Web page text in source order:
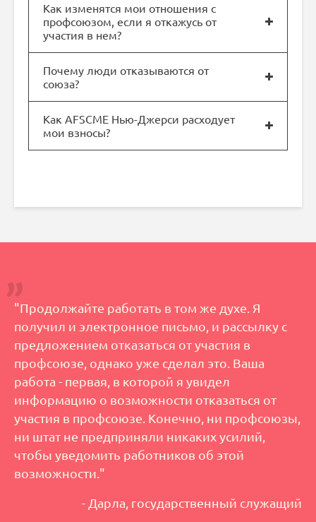
Как изменятся мои отношения с
профсоюзом, если я откажусь от
участия в нем?
Почему люди отказываются от
союза?
Как AFSCME Нью-Джерси расходует
мои взносы?
"Продолжайте работать в том же духе. Я
получил и электронное письмо, и рассылку с
предложением отказаться от участия в
профсоюзе, однако уже сделал это. Ваша
работа - первая, в которой я увидел
информацию о возможности отказаться от
участия в профсоюзе. Конечно, ни профсоюзы,
ни штат не предприняли никаких усилий,
чтобы уведомить работников об этой
возможности."
- Дарла, государственный служащий